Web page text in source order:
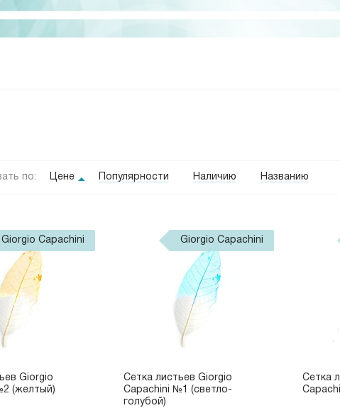
по: Цене Популярности Наличию Названию
Giorgio Capachini
Giorgio
(желтый)
Giorgio Capachini
Сетка листьев Giorgio
Capachini №1 (светло-
голубой)
Сетка